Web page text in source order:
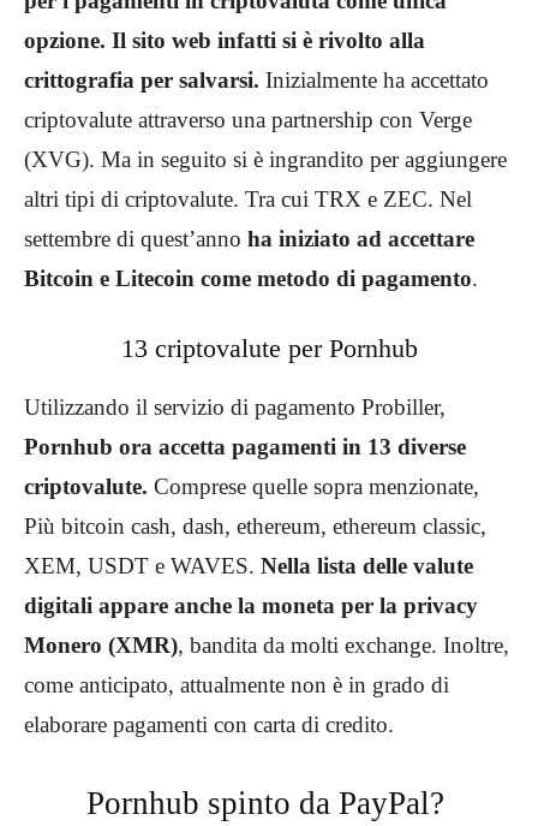
opzione. Il sito web infatti si è rivolto alla
crittografia per salvarsi. Inizialmente ha accettato
criptovalute attraverso una partnership con Verge
(XVG). Ma in seguito si è ingrandito per aggiungere
altri tipi di criptovalute. Tra cui TRX e ZEC. Nel
settembre di quest’anno ha iniziato ad accettare
Bitcoin e Litecoin come metodo di pagamento.
13 criptovalute per Pornhub
Utilizzando il servizio di pagamento Probiller,
Pornhub ora accetta pagamenti in 13 diverse
criptovalute. Comprese quelle sopra menzionate,
Più bitcoin cash, dash, ethereum, ethereum classic,
XEM, USDT e WAVES. Nella lista delle valute
digitali appare anche la moneta per la privacy
Monero (XMR), bandita da molti exchange. Inoltre,
come anticipato, attualmente non è in grado di
elaborare pagamenti con carta di credito.
Pornhub spinto da PayPal?